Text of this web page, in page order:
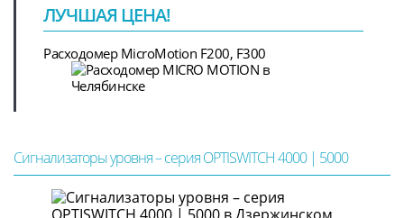
ЛУЧШАЯ ЦЕНА!
Расходомер MicroMotion F200, F300
Сигнализаторы уровня – серия OPTISWITCH 4000 | 5000